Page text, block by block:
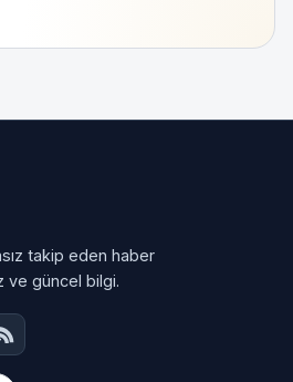
takip eden haber
ve güncel bilgi.